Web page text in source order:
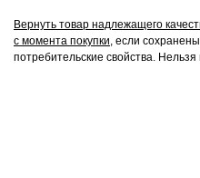
Вернуть товар надлежащего
с момента покупки, если
потребительские свойства.